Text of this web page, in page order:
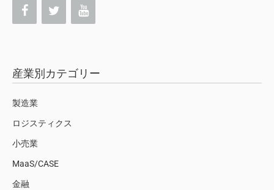
産業別カテゴリー
製造業
ロジスティクス
小売業
MaaS/CASE
金融